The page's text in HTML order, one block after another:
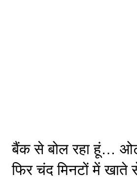
बैंक से बोल रहा हूं…
फिर चंद मिनटों में